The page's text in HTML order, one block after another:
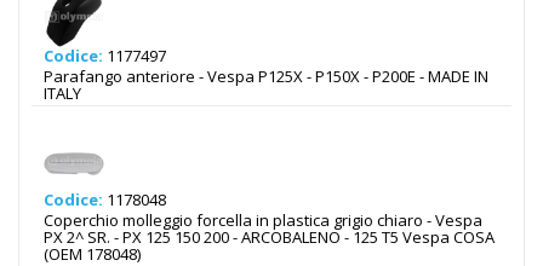
Codice: 1177497
Parafango anteriore - Vespa P125X - P150X - P200E - MADE IN
ITALY
Codice: 1178048
Coperchio molleggio forcella in plastica grigio chiaro - Vespa
PX 2^ SR. - PX 125 150 200 - ARCOBALENO - 125 T5 Vespa COSA
(OEM 178048)